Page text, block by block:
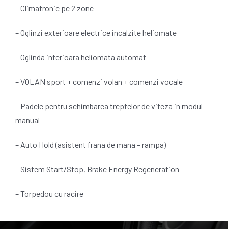
– Climatronic pe 2 zone
– Oglinzi exterioare electrice incalzite heliomate
– Oglinda interioara heliomata automat
– VOLAN sport + comenzi volan + comenzi vocale
– Padele pentru schimbarea treptelor de viteza in modul
manual
– Auto Hold (asistent frana de mana – rampa)
– Sistem Start/Stop, Brake Energy Regeneration
– Torpedou cu racire